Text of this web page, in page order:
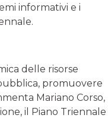
informativi e i
delle risorse
promuovere
Mariano Corso,
il Piano Triennale